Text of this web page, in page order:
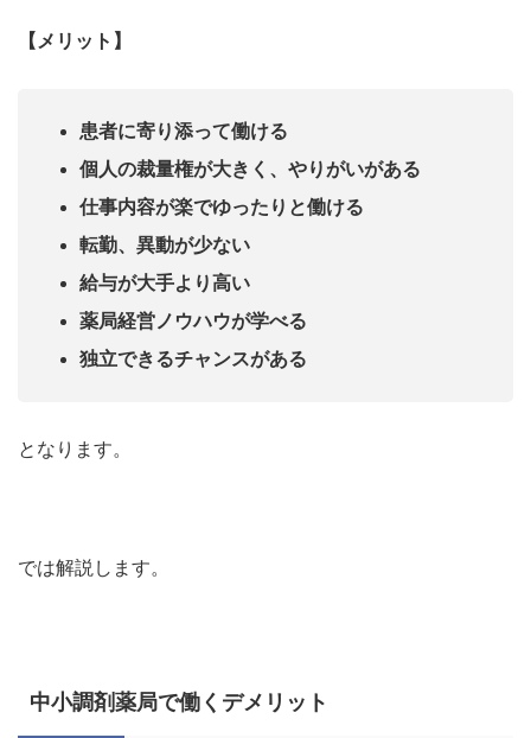
【メリット】
患者に寄り添って働ける
個人の裁量権が大きく、やりがいがある
仕事内容が楽でゆったりと働ける
転勤、異動が少ない
給与が大手より高い
薬局経営ノウハウが学べる
独立できるチャンスがある
となります。
では解説します。
中小調剤薬局で働くデメリット